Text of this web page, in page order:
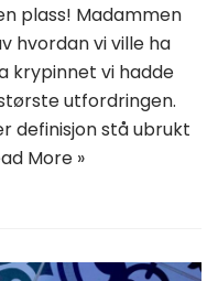
plass! Madammen
hvordan vi ville ha
krypinnet vi hadde
utfordringen.
definisjon stå ubrukt
More »